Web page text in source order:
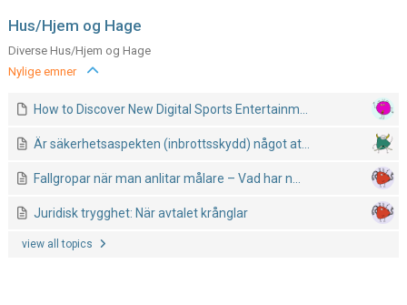
Hus/Hjem og Hage
Diverse Hus/Hjem og Hage
Nylige emner
How to Discover New Digital Sports Entertainm...
Är säkerhetsaspekten (inbrottsskydd) något at...
Fallgropar när man anlitar målare – Vad har n...
Juridisk trygghet: När avtalet krånglar
view all topics